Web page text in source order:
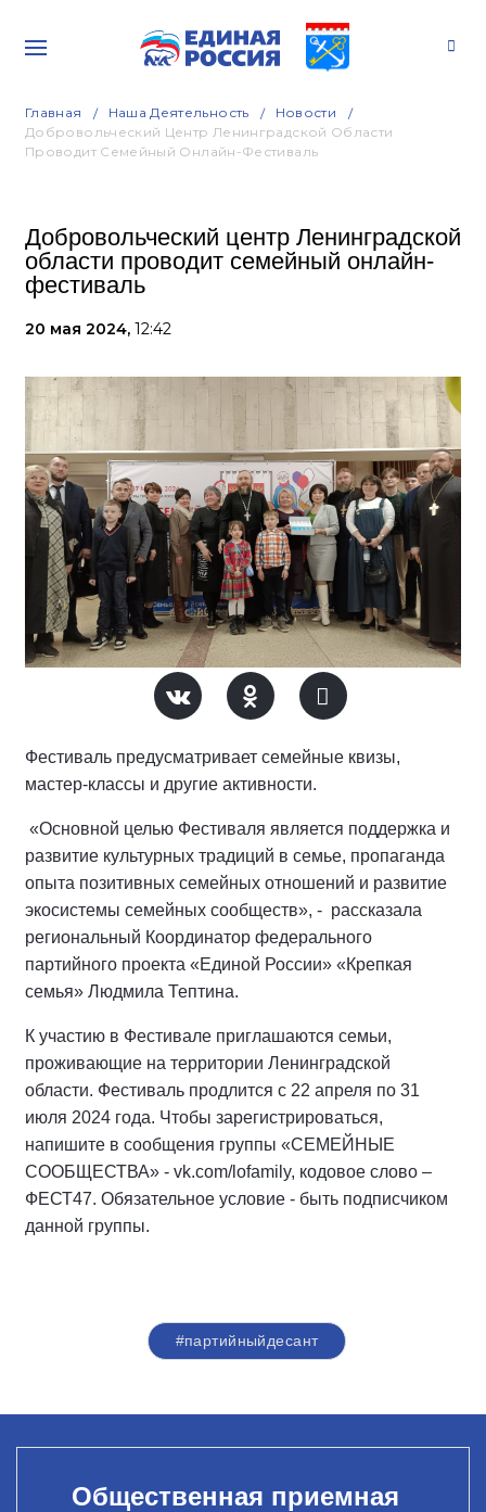
Главная Наша Деятельность
Новости
Добровольческий Центр Ленинградской Области
Проводит Семейный Онлайн-Фестиваль
Добровольческий центр Ленинградской
области проводит семейный онлайн-
фестиваль
20 мая 2024, 12:42
Фестиваль предусматривает семейные квизы,
мастер-классы и другие активности.
«Основной целью Фестиваля является поддержка и
развитие культурных традиций в семье, пропаганда
опыта позитивных семейных отношений и развитие
экосистемы семейных сообществ», - рассказала
региональный Координатор федерального
партийного проекта «Единой России» «Крепкая
семья» Людмила Тептина.
К участию в Фестивале приглашаются семьи,
проживающие на территории Ленинградской
области. Фестиваль продлится с 22 апреля по 31
июля 2024 года. Чтобы зарегистрироваться,
напишите в сообщения группы «СЕМЕЙНЫЕ
СООБЩЕСТВА» - vk.com/lofamily, кодовое слово –
ФЕСТ47. Обязательное условие - быть подписчиком
данной группы.
#партийныйдесант
Общественная приемная